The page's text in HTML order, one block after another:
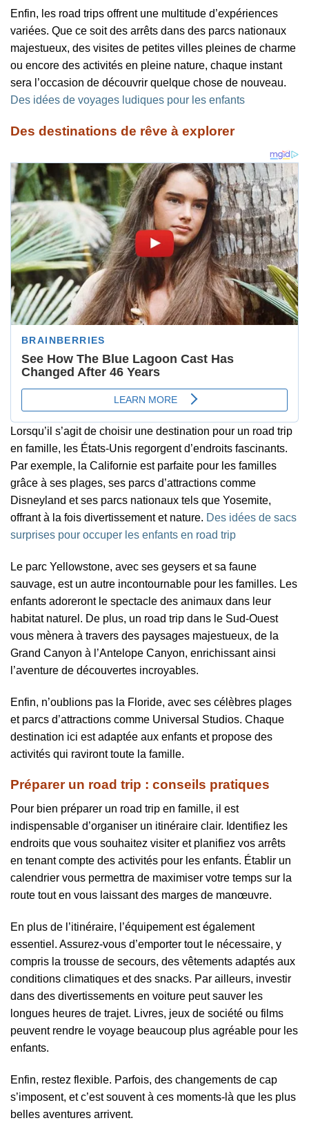
Enfin, les road trips offrent une multitude d’expériences
variées. Que ce soit des arrêts dans des parcs nationaux
majestueux, des visites de petites villes pleines de charme
ou encore des activités en pleine nature, chaque instant
sera l’occasion de découvrir quelque chose de nouveau.
Des idées de voyages ludiques pour les enfants
Des destinations de rêve à explorer
Lorsqu’il s’agit de choisir une destination pour un road trip
en famille, les États-Unis regorgent d’endroits fascinants.
Par exemple, la Californie est parfaite pour les familles
grâce à ses plages, ses parcs d’attractions comme
Disneyland et ses parcs nationaux tels que Yosemite,
offrant à la fois divertissement et nature. Des idées de sacs
surprises pour occuper les enfants en road trip
Le parc Yellowstone, avec ses geysers et sa faune
sauvage, est un autre incontournable pour les familles. Les
enfants adoreront le spectacle des animaux dans leur
habitat naturel. De plus, un road trip dans le Sud-Ouest
vous mènera à travers des paysages majestueux, de la
Grand Canyon à l’Antelope Canyon, enrichissant ainsi
l’aventure de découvertes incroyables.
Enfin, n’oublions pas la Floride, avec ses célèbres plages
et parcs d’attractions comme Universal Studios. Chaque
destination ici est adaptée aux enfants et propose des
activités qui raviront toute la famille.
Préparer un road trip : conseils pratiques
Pour bien préparer un road trip en famille, il est
indispensable d’organiser un itinéraire clair. Identifiez les
endroits que vous souhaitez visiter et planifiez vos arrêts
en tenant compte des activités pour les enfants. Établir un
calendrier vous permettra de maximiser votre temps sur la
route tout en vous laissant des marges de manœuvre.
En plus de l’itinéraire, l’équipement est également
essentiel. Assurez-vous d’emporter tout le nécessaire, y
compris la trousse de secours, des vêtements adaptés aux
conditions climatiques et des snacks. Par ailleurs, investir
dans des divertissements en voiture peut sauver les
longues heures de trajet. Livres, jeux de société ou films
peuvent rendre le voyage beaucoup plus agréable pour les
enfants.
Enfin, restez flexible. Parfois, des changements de cap
s’imposent, et c’est souvent à ces moments-là que les plus
belles aventures arrivent.